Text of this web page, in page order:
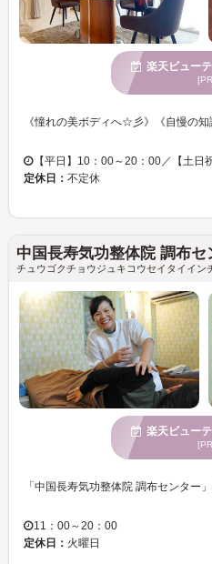
楽天ビュー
【平日】10：00～20：00／【土日
定休日： 不定休
中国長寿気功整体院 調布セ
チュウゴクチョウジュキコウセイタイイン
楽天ビュー
11：00～20：00
定休日： 火曜日